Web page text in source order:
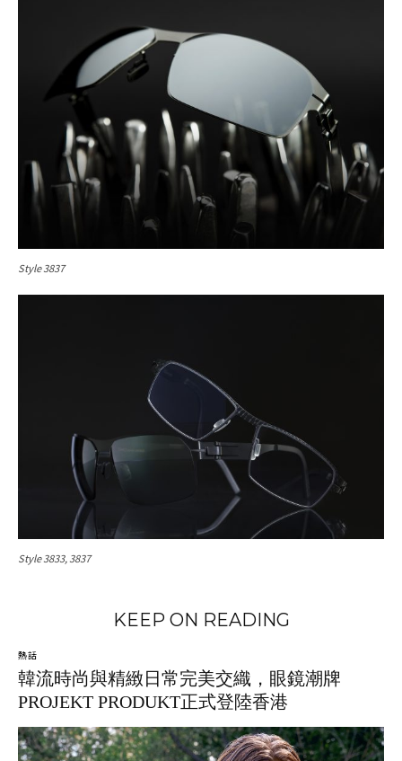
Style 3837
Style 3833, 3837
KEEP ON READING
熱話
韓流時尚與精緻日常完美交織，眼鏡潮牌
PROJEKT PRODUKT正式登陸香港